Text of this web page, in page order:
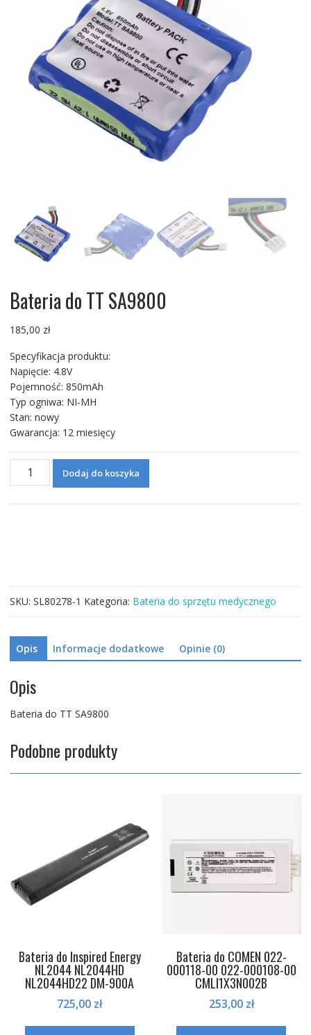
Bateria do TT SA9800
185,00 zł
Specyfikacja produktu:
Napięcie: 4.8V
Pojemność: 850mAh
Typ ogniwa: NI-MH
Stan: nowy
Gwarancja: 12 miesięcy
ilość
Bateria
Dodaj do koszyka
SKU: SL80278-1 Kategoria: Bateria do sprzętu medycznego
Opis Informacje dodatkowe Opinie (0)
Opis
Bateria do TT SA9800
Podobne produkty
Bateria do Inspired Energy
NL2044 NL2044HD
NL2044HD22 DM-900A
725,00 zł
Bateria do COMEN 022-
000118-00 022-000108-00
CMLI1X3N002B
253,00 zł